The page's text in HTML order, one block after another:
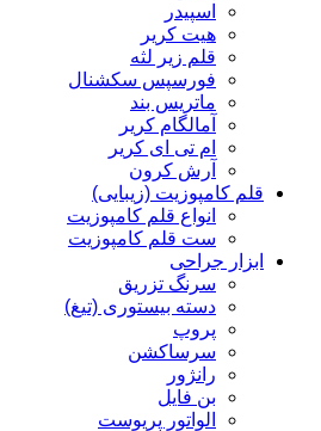
اسپیدر
هیت کریر
قلم زیر لثه
فورسپس سکشنال
ماتریس بند
آمالگام کریر
ام تی ای کریر
آرش کرون
قلم کامپوزیت (زیبایی)
انواع قلم کامپوزیت
ست قلم کامپوزیت
ابزار جراحی
سرنگ تزریق
دسته بیستوری (تیغ)
پروپ
سرساکشن
رانژور
بن فایل
الواتور پریوست